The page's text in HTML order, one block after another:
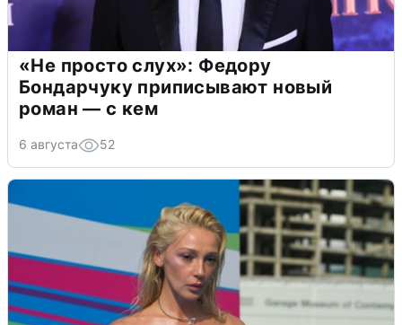
«Не просто слух»: Федору
Бондарчуку приписывают новый
роман — с кем
6 августа 52